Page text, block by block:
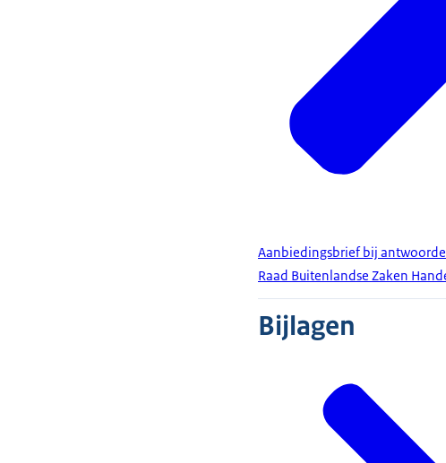
Aanbiedingsbrief bij
Raad Buitenlandse Zaken
Bijlagen